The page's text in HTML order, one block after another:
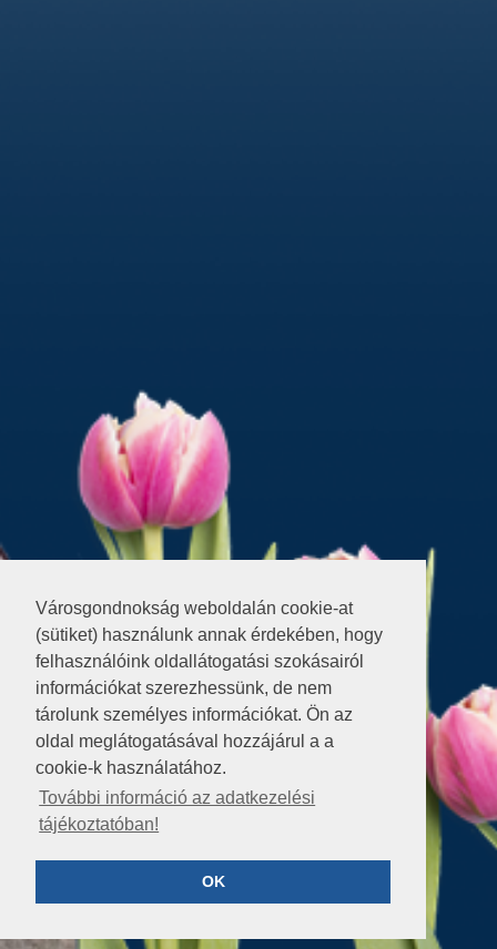
Városgondnokság weboldalán cookie-at
(sütiket) használunk annak érdekében, hogy
felhasználóink oldallátogatási szokásairól
információkat szerezhessünk, de nem
tárolunk személyes információkat. Ön az
oldal meglátogatásával hozzájárul a a
cookie-k használatához.
További információ az adatkezelési
tájékoztatóban!
OK